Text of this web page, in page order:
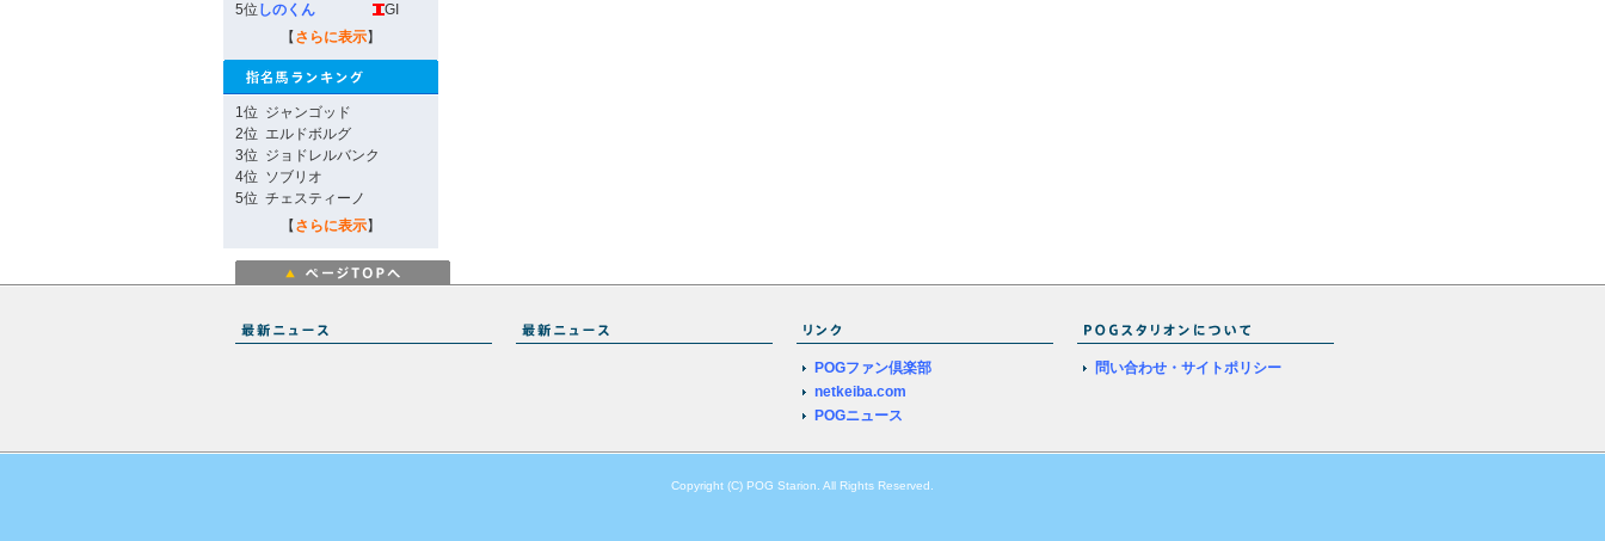
5位 しのくん
GI
【 さらに表示】
1位 ジャンゴッド
2位 エルドボルグ
3位 ジョドレルバンク
4位 ソブリオ
5位 チェスティーノ
【 さらに表示】
POGファン倶楽部
netkeiba.com
POGニュース
問い合わせ・サイトポリシー
Copyright (C) POG Starion. All Rights Reserved.